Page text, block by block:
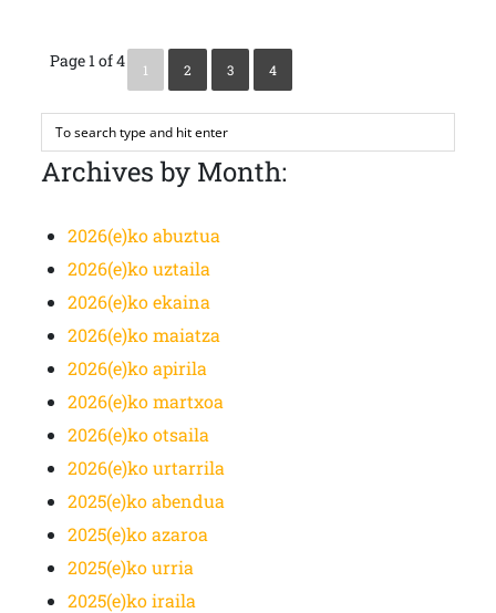
Page 1 of 4 1 2 3 4
Archives by Month:
2026(e)ko abuztua
2026(e)ko uztaila
2026(e)ko ekaina
2026(e)ko maiatza
2026(e)ko apirila
2026(e)ko martxoa
2026(e)ko otsaila
2026(e)ko urtarrila
2025(e)ko abendua
2025(e)ko azaroa
2025(e)ko urria
2025(e)ko iraila